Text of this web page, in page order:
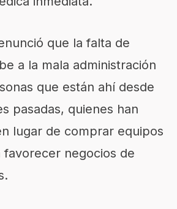
que la falta de
a la mala administración
que están ahí desde
pasadas, quienes han
lugar de comprar equipos
favorecer negocios de